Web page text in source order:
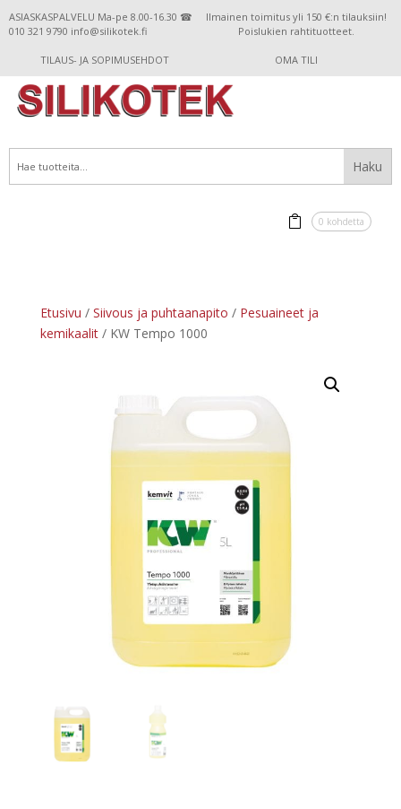
ASIASKASPALVELU Ma-pe 8.00-16.30 ☎
010 321 9790 info@silikotek.fi
Ilmainen toimitus yli 150 €:n tilauksiin!
Poislukien rahtituotteet.
TILAUS- JA SOPIMUSEHDOT OMA TILI
0 kohdetta
Etusivu / Siivous ja puhtaanapito / Pesuaineet ja
kemikaalit/ KW Tempo 1000